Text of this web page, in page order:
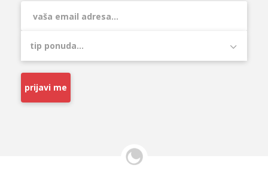
prijavi me